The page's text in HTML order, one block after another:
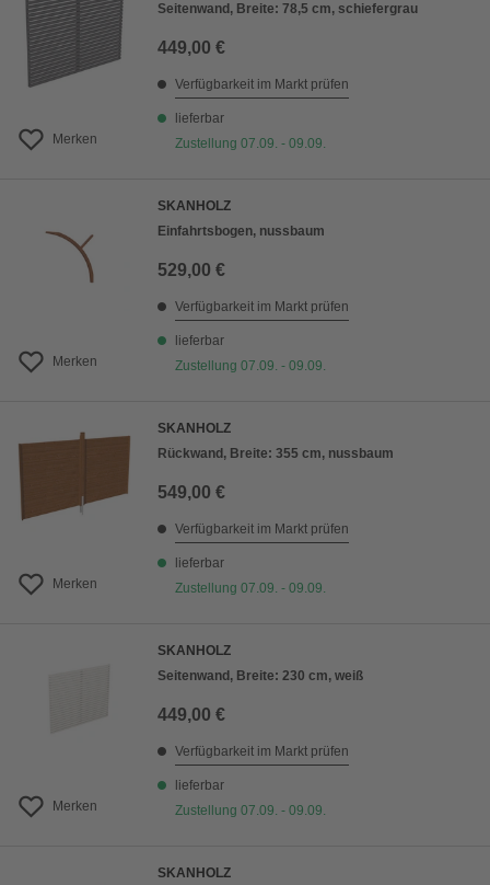
Merken
Seitenwand, Breite: 78,5 cm, schiefergrau
449,00 €
Verfügbarkeit im Markt prüfen
lieferbar
Zustellung 07.09. - 09.09.
Merken
SKANHOLZ
Einfahrtsbogen, nussbaum
529,00 €
Verfügbarkeit im Markt prüfen
lieferbar
Zustellung 07.09. - 09.09.
Merken
SKANHOLZ
Rückwand, Breite: 355 cm, nussbaum
549,00 €
Verfügbarkeit im Markt prüfen
lieferbar
Zustellung 07.09. - 09.09.
Merken
SKANHOLZ
Seitenwand, Breite: 230 cm, weiß
449,00 €
Verfügbarkeit im Markt prüfen
lieferbar
Zustellung 07.09. - 09.09.
SKANHOLZ